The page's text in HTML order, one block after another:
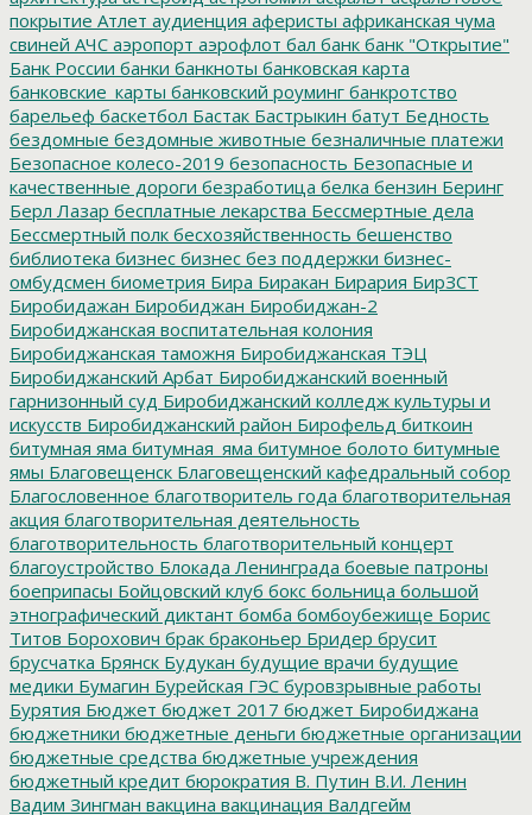
покрытие Атлет аудиенция аферисты африканская чума
свиней АЧС аэропорт аэрофлот бал банк банк "Открытие"
Банк России банки банкноты банковская карта
банковские_карты банковский роуминг банкротство
барельеф баскетбол Бастак Бастрыкин батут Бедность
бездомные бездомные животные безналичные платежи
Безопасное колесо-2019 безопасность Безопасные и
качественные дороги безработица белка бензин Беринг
Берл Лазар бесплатные лекарства Бессмертные дела
Бессмертный полк бесхозяйственность бешенство
библиотека бизнес бизнес без поддержки бизнес-
омбудсмен биометрия Бира Биракан Бирария БирЗСТ
Биробидажан Биробиджан Биробиджан-2
Биробиджанская воспитательная колония
Биробиджанская таможня Биробиджанская ТЭЦ
Биробиджанский Арбат Биробиджанский военный
гарнизонный суд Биробиджанский колледж культуры и
искусств Биробиджанский район Бирофельд биткоин
битумная яма битумная_яма битумное болото битумные
ямы Благовещенск Благовещенский кафедральный собор
Благословенное благотворитель года благотворительная
акция благотворительная деятельность
благотворительность благотворительный концерт
благоустройство Блокада Ленинграда боевые патроны
боеприпасы Бойцовский клуб бокс больница большой
этнографический диктант бомба бомбоубежище Борис
Титов Борохович брак браконьер Бридер брусит
брусчатка Брянск Будукан будущие врачи будущие
медики Бумагин Бурейская ГЭС буровзрывные работы
Бурятия Бюджет бюджет 2017 бюджет Биробиджана
бюджетники бюджетные деньги бюджетные организации
бюджетные средства бюджетные учреждения
бюджетный кредит бюрократия В. Путин В.И. Ленин
Вадим Зингман вакцина вакцинация Валдгейм